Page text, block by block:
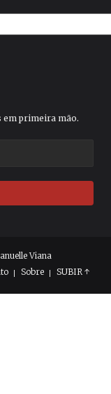
em primeira mão.
Viana
Sobre SUBIR ↑